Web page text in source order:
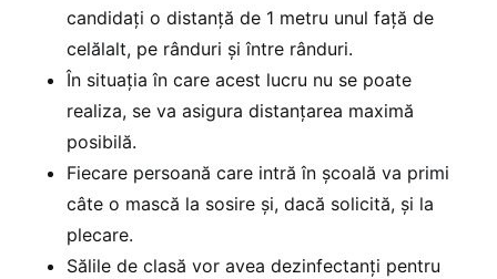
candidați o distanță de 1 metru unul față de
celălalt, pe rânduri și între rânduri.
În situația în care acest lucru nu se poate
realiza, se va asigura distanțarea maximă
posibilă.
Fiecare persoană care intră în școală va primi
câte o mască la sosire și, dacă solicită, și la
plecare.
Sălile de clasă vor avea dezinfectanți pentru